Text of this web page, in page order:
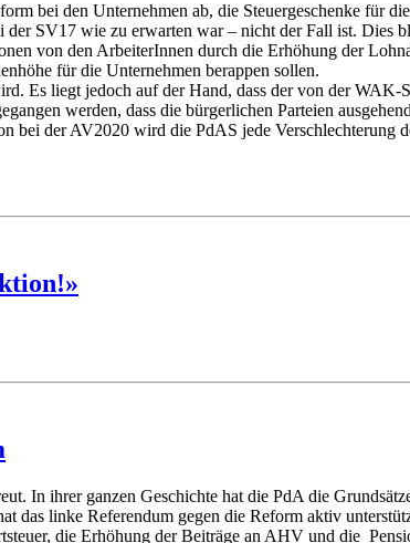
bei den Unternehmen ab, die Steuergeschenke für
SV17 wie zu erwarten war – nicht der Fall ist. Dies
von den ArbeiterInnen durch die Erhöhung der
für die Unternehmen berappen sollen.
Es liegt jedoch auf der Hand, dass der von der WAK-
werden, dass die bürgerlichen Parteien
bei der AV2020 wird die PdAS jede Verschlechterung
In ihrer ganzen Geschichte hat die PdA die
das linke Referendum gegen die Reform aktiv
die Erhöhung der Beiträge an AHV und die